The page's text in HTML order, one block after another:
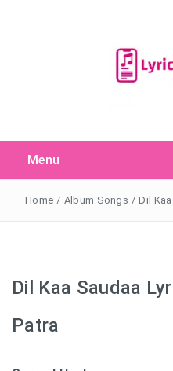
Menu
Search
for:Home / Album Songs / Dil
Dil Kaa Saudaa
Patra